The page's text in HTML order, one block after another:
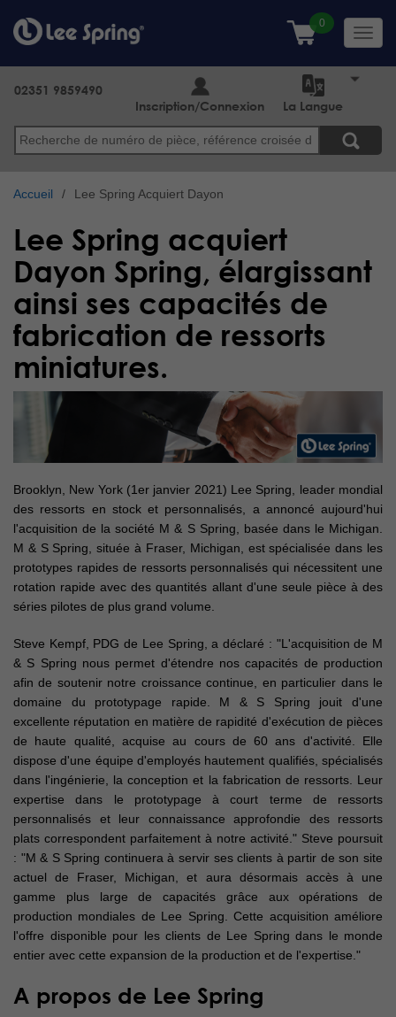
au
contenu
principal
Search
02351 9859490
Inscription/Connexion
La Langue
Accueil Lee Spring Acquiert Dayon
Lee Spring acquiert
Dayon Spring, élargissant
ainsi ses capacités de
fabrication de ressorts
miniatures.
Brooklyn, New York (1er janvier 2021) Lee Spring, leader mondial
des ressorts en stock et personnalisés, a annoncé aujourd'hui
l'acquisition de la société M & S Spring, basée dans le Michigan.
M & S Spring, située à Fraser, Michigan, est spécialisée dans les
prototypes rapides de ressorts personnalisés qui nécessitent une
rotation rapide avec des quantités allant d'une seule pièce à des
séries pilotes de plus grand volume.
Steve Kempf, PDG de Lee Spring, a déclaré : "L'acquisition de M
& S Spring nous permet d'étendre nos capacités de production
afin de soutenir notre croissance continue, en particulier dans le
domaine du prototypage rapide. M & S Spring jouit d'une
excellente réputation en matière de rapidité d'exécution de pièces
de haute qualité, acquise au cours de 60 ans d'activité. Elle
dispose d'une équipe d'employés hautement qualifiés, spécialisés
dans l'ingénierie, la conception et la fabrication de ressorts. Leur
expertise dans le prototypage à court terme de ressorts
personnalisés et leur connaissance approfondie des ressorts
plats correspondent parfaitement à notre activité." Steve poursuit
: "M & S Spring continuera à servir ses clients à partir de son site
actuel de Fraser, Michigan, et aura désormais accès à une
gamme plus large de capacités grâce aux opérations de
production mondiales de Lee Spring. Cette acquisition améliore
l'offre disponible pour les clients de Lee Spring dans le monde
entier avec cette expansion de la production et de l'expertise."
A propos de Lee Spring